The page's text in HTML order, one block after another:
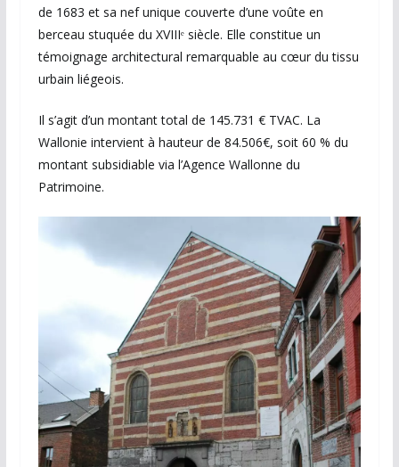
de 1683 et sa nef unique couverte d’une voûte en
berceau stuquée du XVIIIᵉ siècle. Elle constitue un
témoignage architectural remarquable au cœur du tissu
urbain liégeois.
Il s’agit d’un montant total de 145.731 € TVAC. La
Wallonie intervient à hauteur de 84.506€, soit 60 % du
montant subsidiable via l’Agence Wallonne du
Patrimoine.